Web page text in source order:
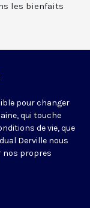
les bienfaits
pour changer
qui touche
de vie, que
Derville nous
nos propres